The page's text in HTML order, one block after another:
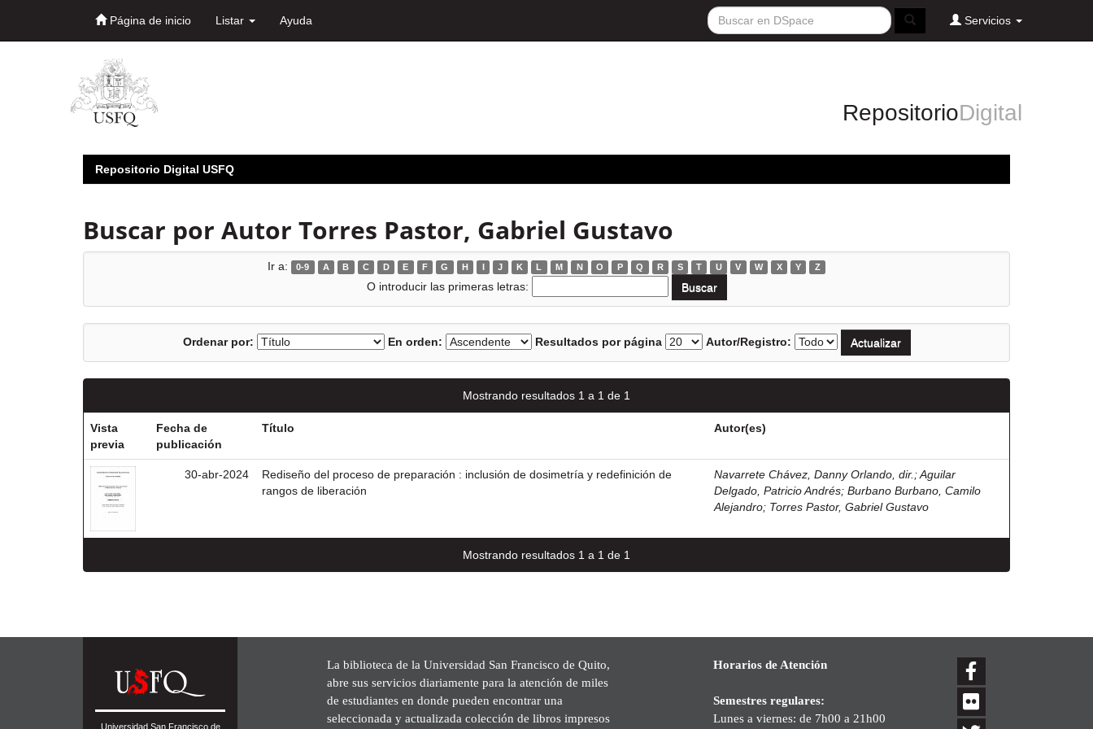
Página de inicio Listar Ayuda Servicios
RepositorioDigital
Repositorio Digital USFQ
Buscar por Autor Torres Pastor, Gabriel Gustavo
Ir a: 0-9 A B C D E F G H I J K L M N O P Q R S T U V W X Y Z
O introducir las primeras letras:
Ordenar por: En orden: Resultados por página Autor/Registro:
Mostrando resultados 1 a 1 de 1
Vista
previa
Fecha de
publicación
Título Autor(es)
30-abr-2024
Rediseño del proceso de preparación : inclusión de dosimetría y redefinición de
rangos de liberación
Navarrete Chávez, Danny Orlando, dir. ;Aguilar
Delgado, Patricio Andrés; Burbano Burbano, Camilo
Alejandro; Torres Pastor, Gabriel Gustavo
Mostrando resultados 1 a 1 de 1
Universidad San Francisco de
La biblioteca de la Universidad San Francisco de Quito,
abre sus servicios diariamente para la atención de miles
de estudiantes en donde pueden encontrar una
seleccionada y actualizada colección de libros impresos
Horarios de Atención
Semestres regulares:
Lunes a viernes: de 7h00 a 21h00